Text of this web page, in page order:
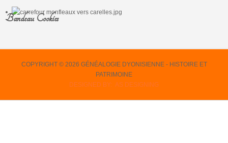
Bandeau Cookies
COPYRIGHT © 2026 GÉNÉALOGIE DYONISIENNE - HISTOIRE ET
PATRIMOINE
DESIGNED BY: AS DESIGNING